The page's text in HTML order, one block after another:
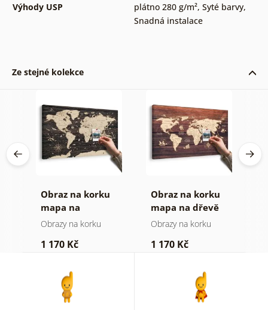
Výhody USP
plátno 280 g/m², Syté barvy,
Snadná instalace
Ze stejné kolekce
Obraz na korku
mapa na
dřevěném pozadí
Obrazy na korku
1 170 Kč
Obraz na korku
mapa na dřevě
Obrazy na korku
1 170 Kč